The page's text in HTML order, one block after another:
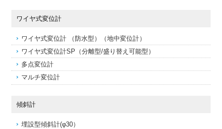
ワイヤ式変位計
ワイヤ式変位計 （防水型）（地中変位計）
ワイヤ式変位計SP（分離型/盛り替え可能型）
多点変位計
マルチ変位計
傾斜計
埋設型傾斜計(φ30）